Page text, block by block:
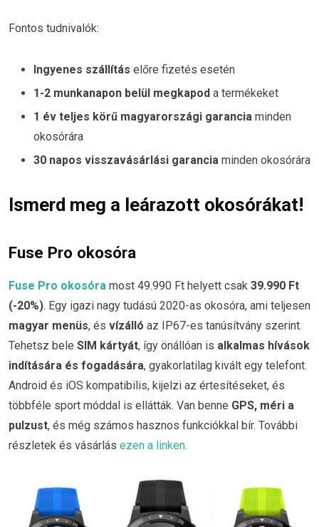
Fontos tudnivalók:
Ingyenes szállítás előre fizetés esetén
1-2 munkanapon belül megkapod a termékeket
1 év teljes körű magyarországi garancia minden
okosórára
30 napos visszavásárlási garancia minden okosórára
Ismerd meg a leárazott okosórákat!
Fuse Pro okosóra
Fuse Pro okosóra most 49.990 Ft helyett csak 39.990 Ft
(-20%). Egy igazi nagy tudású 2020-as okosóra, ami teljesen
magyar menüs, és vízálló az IP67-es tanúsítvány szerint.
Tehetsz bele SIM kártyát, így önállóan is alkalmas hívások
indítására és fogadására, gyakorlatilag kivált egy telefont.
Android és iOS kompatibilis, kijelzi az értesítéseket, és
többféle sport móddal is ellátták. Van benne GPS, méri a
pulzust, és még számos hasznos funkciókkal bír. További
részletek és vásárlás ezen a linken.